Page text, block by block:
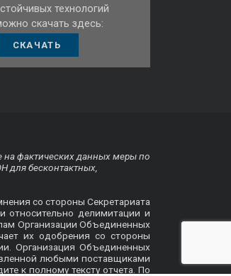
технологий
скачать здесь:
СКАЧАТЬ
фактических данных меры по
для бесконтактных,
со стороны Секретариата
относительно делимитации и
Организации Объединенных
их одобрения со стороны
Организация Объединенных
любыми поставщиками
кполному тексту отчета . По